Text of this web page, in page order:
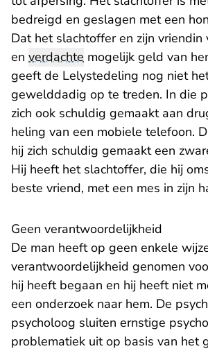
bedreigd en geslagen met een
Dat het slachtoffer en zijn
en verdachte mogelijk geld van
geeft de Lelystedeling nog niet
gewelddadig op te treden. In die
zich ook schuldig gemaakt aan
heling van een mobiele telefoon.
hij zich schuldig gemaakt een
Hij heeft het slachtoffer, die hij
beste vriend, met een mes in zijn
Geen verantwoordelijkheid
De man heeft op geen enkele
verantwoordelijkheid genomen
hij heeft begaan en hij heeft niet
een onderzoek naar hem. De
psycholoog sluiten ernstige
problematiek uit op basis van het